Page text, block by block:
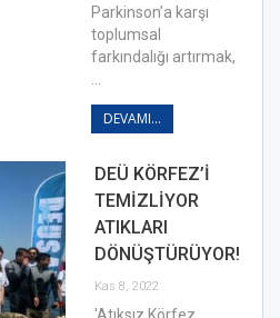
Parkinson’a karşı
toplumsal
farkındalığı artırmak,
DEVAMI...
DEÜ KÖRFEZ’İ
TEMİZLİYOR
ATIKLARI
DÖNÜŞTÜRÜYOR!
Kas 8, 2022